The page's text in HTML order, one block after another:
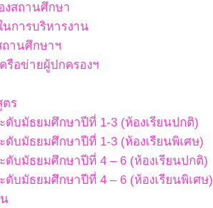
สถานศึกษา
นการบริหารงาน
านศึกษาฯ
รือข่ายผู้ปกครองฯ
ตร
ดับมัธยมศึกษาปีที่ 1-3 (ห้องเรียนปกติ)
ดับมัธยมศึกษาปีที่ 1-3 (ห้องเรียนพิเศษ)
ดับมัธยมศึกษาปีที่ 4 – 6 (ห้องเรียนปกติ)
ดับมัธยมศึกษาปีที่ 4 – 6 (ห้องเรียนพิเศษ)